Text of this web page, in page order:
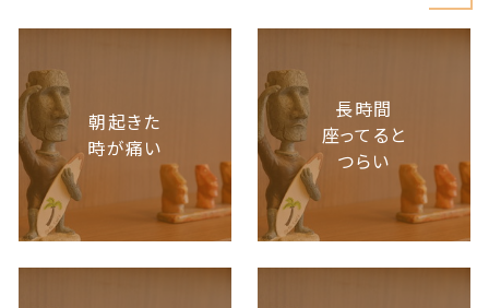
朝起きた
時が痛い
長時間
座ってると
つらい